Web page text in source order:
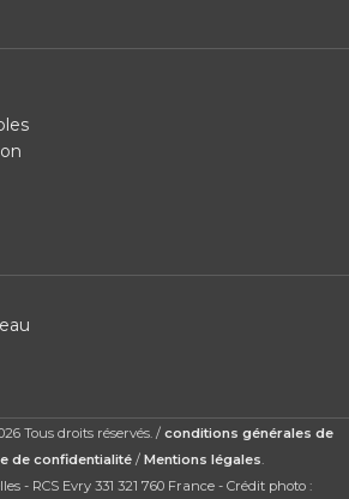
Tous droits réservés. / conditions générales de
de confidentialité/ Mentions légales.
- RCS Evry 331 321 760 France - Crédit photo :